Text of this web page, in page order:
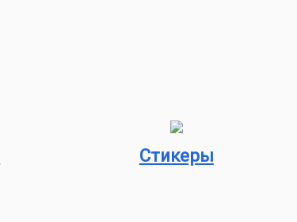
Стикеры